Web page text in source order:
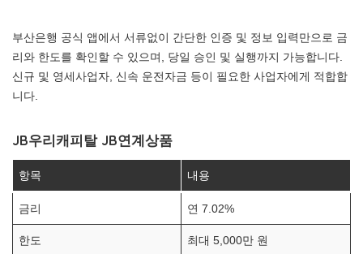
부산은행 공식 앱에서 서류없이 간단한 인증 및 정보 입력만으로 금
리와 한도를 확인할 수 있으며, 당일 승인 및 실행까지 가능합니다.
신규 및 영세사업자, 신속 운전자금 등이 필요한 사업자에게 적합합
니다.
JB우리캐피탈 JB연계상품
항목 내용
금리 연 7.02%
한도 최대 5,000만 원